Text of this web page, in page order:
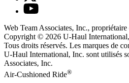
Web Team Associates, Inc.,
Copyright © 2026 U-Haul
Tous droits réservés. Les marques de
U-Haul International, Inc. sont utilisés
Associates, Inc.
Air-Cushioned Ride®